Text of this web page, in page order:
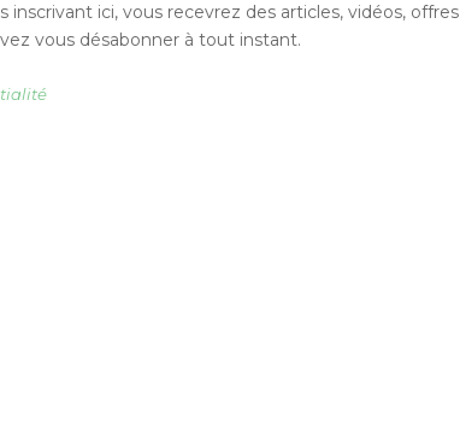
ici, vous recevrez des articles, vidéos, offres
vous désabonner à tout instant.